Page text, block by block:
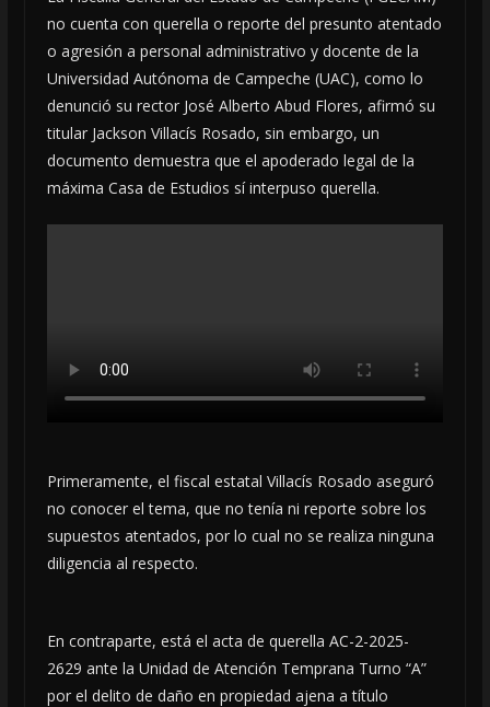
no cuenta con querella o reporte del presunto atentado
o agresión a personal administrativo y docente de la
Universidad Autónoma de Campeche (UAC), como lo
denunció su rector José Alberto Abud Flores, afirmó su
titular Jackson Villacís Rosado, sin embargo, un
documento demuestra que el apoderado legal de la
máxima Casa de Estudios sí interpuso querella.
Primeramente, el fiscal estatal Villacís Rosado aseguró
no conocer el tema, que no tenía ni reporte sobre los
supuestos atentados, por lo cual no se realiza ninguna
diligencia al respecto.
En contraparte, está el acta de querella AC-2-2025-
2629 ante la Unidad de Atención Temprana Turno “A”
por el delito de daño en propiedad ajena a título